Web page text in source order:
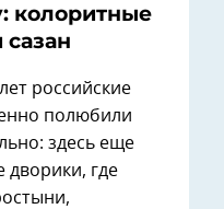
колоритные
российские
полюбили
здесь еще
дворики, где